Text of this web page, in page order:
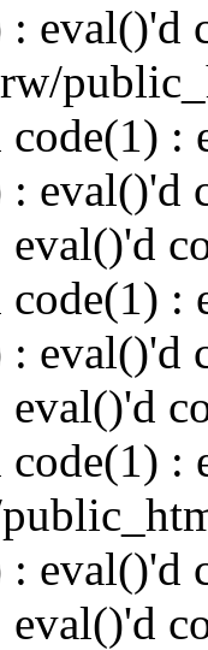
: eval()'d
:
eval()'d
:
eval()'d
:
eval()'d